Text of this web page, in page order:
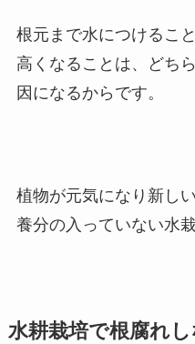
根元まで水につけるこ
高くなることは、どち
因になるからです。
植物が元気になり新し
養分の入っていない水
水耕栽培で根腐れ